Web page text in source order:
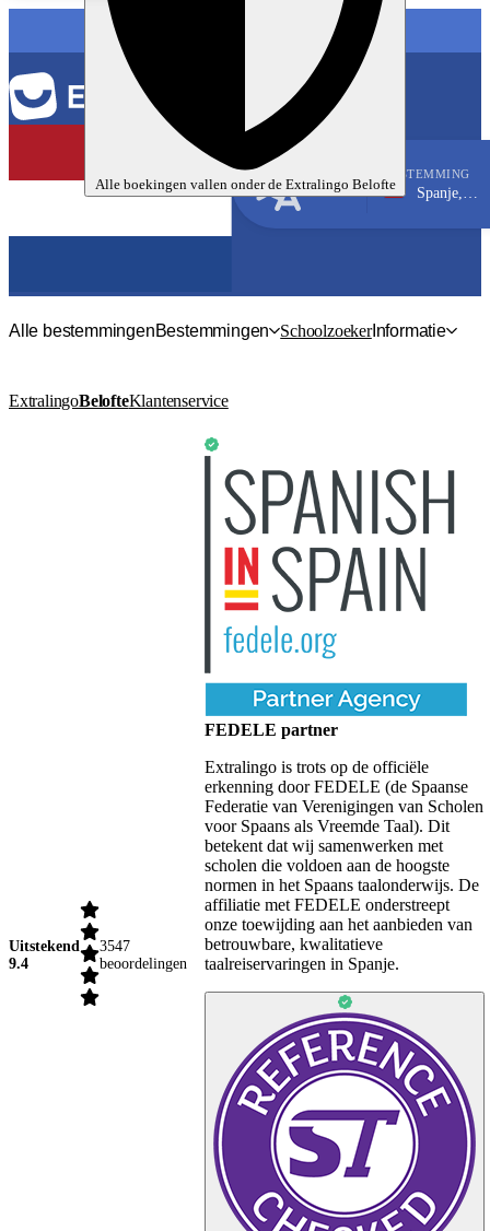
Alle boekingen vallen onder de Extralingo Belofte
TAAL
BESTEMMING
Spanje, Granada
Alle bestemmingenBestemmingen SchoolzoekerInformatie
ExtralingoBelofteKlantenservice
Uitstekend
9.4
3547
beoordelingen
FEDELE partner
Extralingo is trots op de officiële
erkenning door FEDELE (de Spaanse
Federatie van Verenigingen van Scholen
voor Spaans als Vreemde Taal). Dit
betekent dat wij samenwerken met
scholen die voldoen aan de hoogste
normen in het Spaans taalonderwijs. De
affiliatie met FEDELE onderstreept
onze toewijding aan het aanbieden van
betrouwbare, kwalitatieve
taalreiservaringen in Spanje.